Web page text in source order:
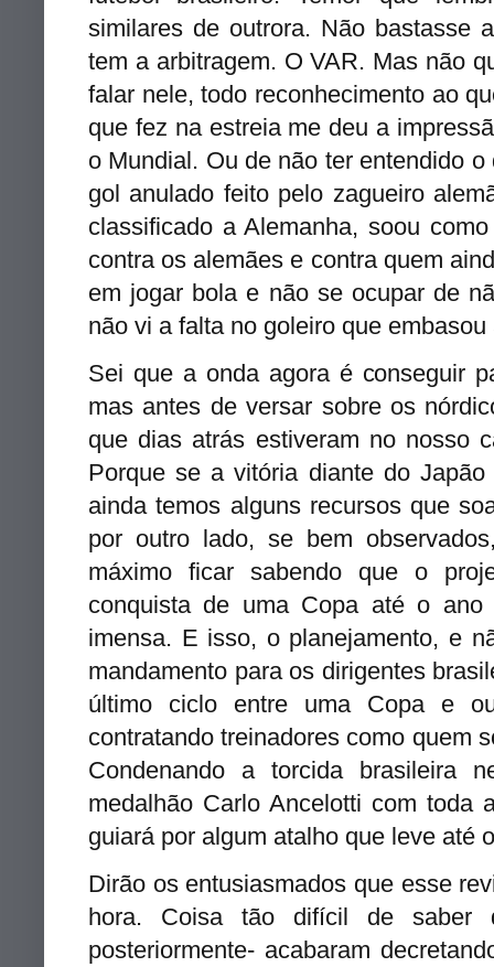
similares de outrora. Não bastasse
tem a arbitragem. O VAR. Mas não
falar nele, todo reconhecimento ao
que fez na estreia me deu a
o Mundial. Ou de não ter entendido
gol anulado feito pelo zagueiro
classificado a Alemanha, soou
contra os alemães e contra quem
em jogar bola e não se ocupar de
não vi a falta no goleiro que
Sei que a onda agora é conseguir
mas antes de versar sobre os
que dias atrás estiveram no nosso
Porque se a vitória diante do
ainda temos alguns recursos que
por outro lado, se bem
máximo ficar sabendo que o
conquista de uma Copa até o
imensa. E isso, o planejamento, e
mandamento para os dirigentes
último ciclo entre uma Copa e
contratando treinadores como quem
Condenando a torcida brasileira
medalhão Carlo Ancelotti com
guiará por algum atalho que leve até
Dirão os entusiasmados que esse
hora. Coisa tão difícil de
posteriormente- acabaram